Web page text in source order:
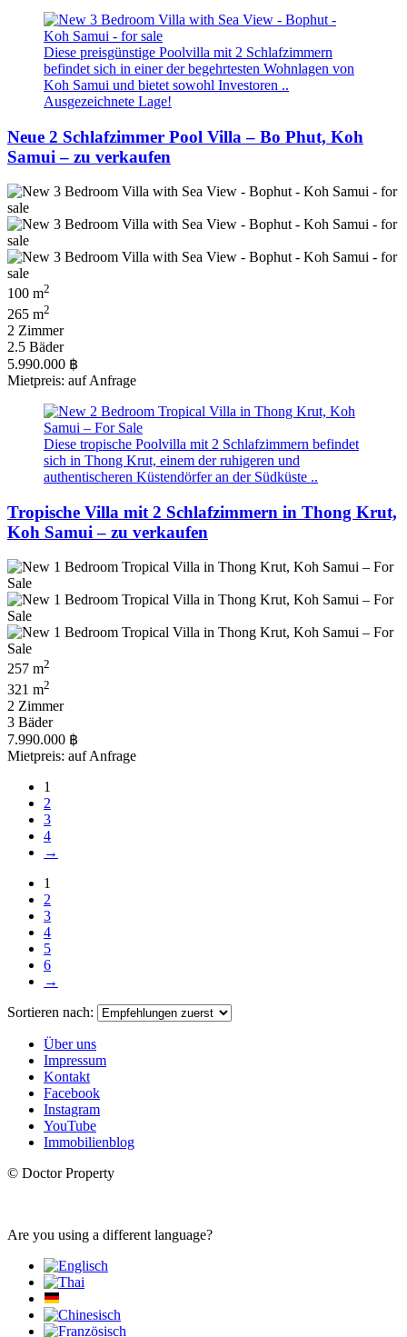
Diese preisgünstige Poolvilla mit 2 Schlafzimmern
befindet sich in einer der begehrtesten Wohnlagen von
Koh Samui und bietet sowohl Investoren ..
Ausgezeichnete Lage!
Neue 2 Schlafzimmer Pool Villa – Bo Phut, Koh
Samui – zu verkaufen
100 m2
265 m2
2 Zimmer
2.5 Bäder
5.990.000 ฿
Mietpreis: auf Anfrage
Diese tropische Poolvilla mit 2 Schlafzimmern befindet
sich in Thong Krut, einem der ruhigeren und
authentischeren Küstendörfer an der Südküste ..
Tropische Villa mit 2 Schlafzimmern in Thong Krut,
Koh Samui – zu verkaufen
257 m2
321 m2
2 Zimmer
3 Bäder
7.990.000 ฿
Mietpreis: auf Anfrage
1
2
3
4
→
1
2
3
4
5
6
→
Sortieren nach:
Über uns
Impressum
Kontakt
Facebook
Instagram
YouTube
Immobilienblog
© Doctor Property
Are you using a different language?